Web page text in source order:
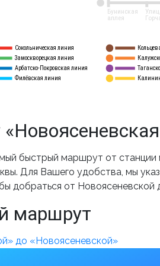
Сокольническая линия
Замоскворецкая линия
Арбатско-Покровская линия
Филёвская линия
Бунинская
аллея
быстрый маршрут от станции
Для Вашего удобства, мы
добраться от Новоясеневской
маршрут
до «Новоясеневской»